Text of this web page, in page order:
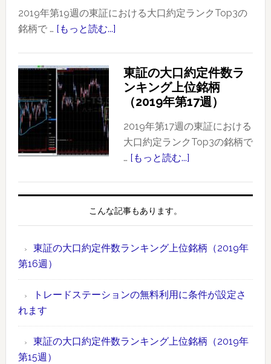
口
件
数
ラ
位
銘
柄
【2019
年
時
間
取
引
2019年第19週の東証における大口約定ランクTop3の
銘柄で … [もっと読む...]
の
大
約
定
キ
グ
位
銘
（2019
年
東証の大口約定件数ラ
ンキング上位銘柄
（2019年第17週）
2019年第17週の東証における
大口約定ランクTop3の銘柄で
… [もっと読む...]
約
数
キ
こんな記事もあります。
東証の大口約定件数ランキング上位銘柄（2019年
第16週）
トレードステーションの無料利用に条件が設定さ
れます
東証の大口約定件数ランキング上位銘柄（2019年
第15週）